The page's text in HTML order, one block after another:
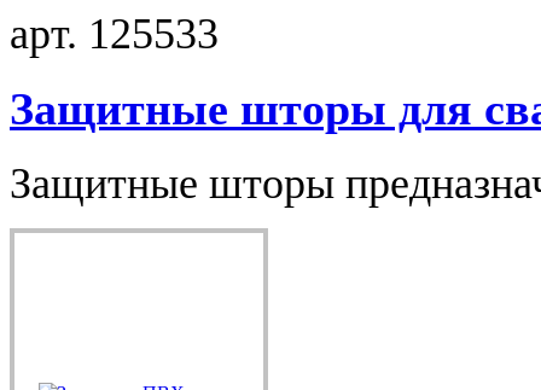
арт. 125533
Защитные шторы для
Защитные шторы